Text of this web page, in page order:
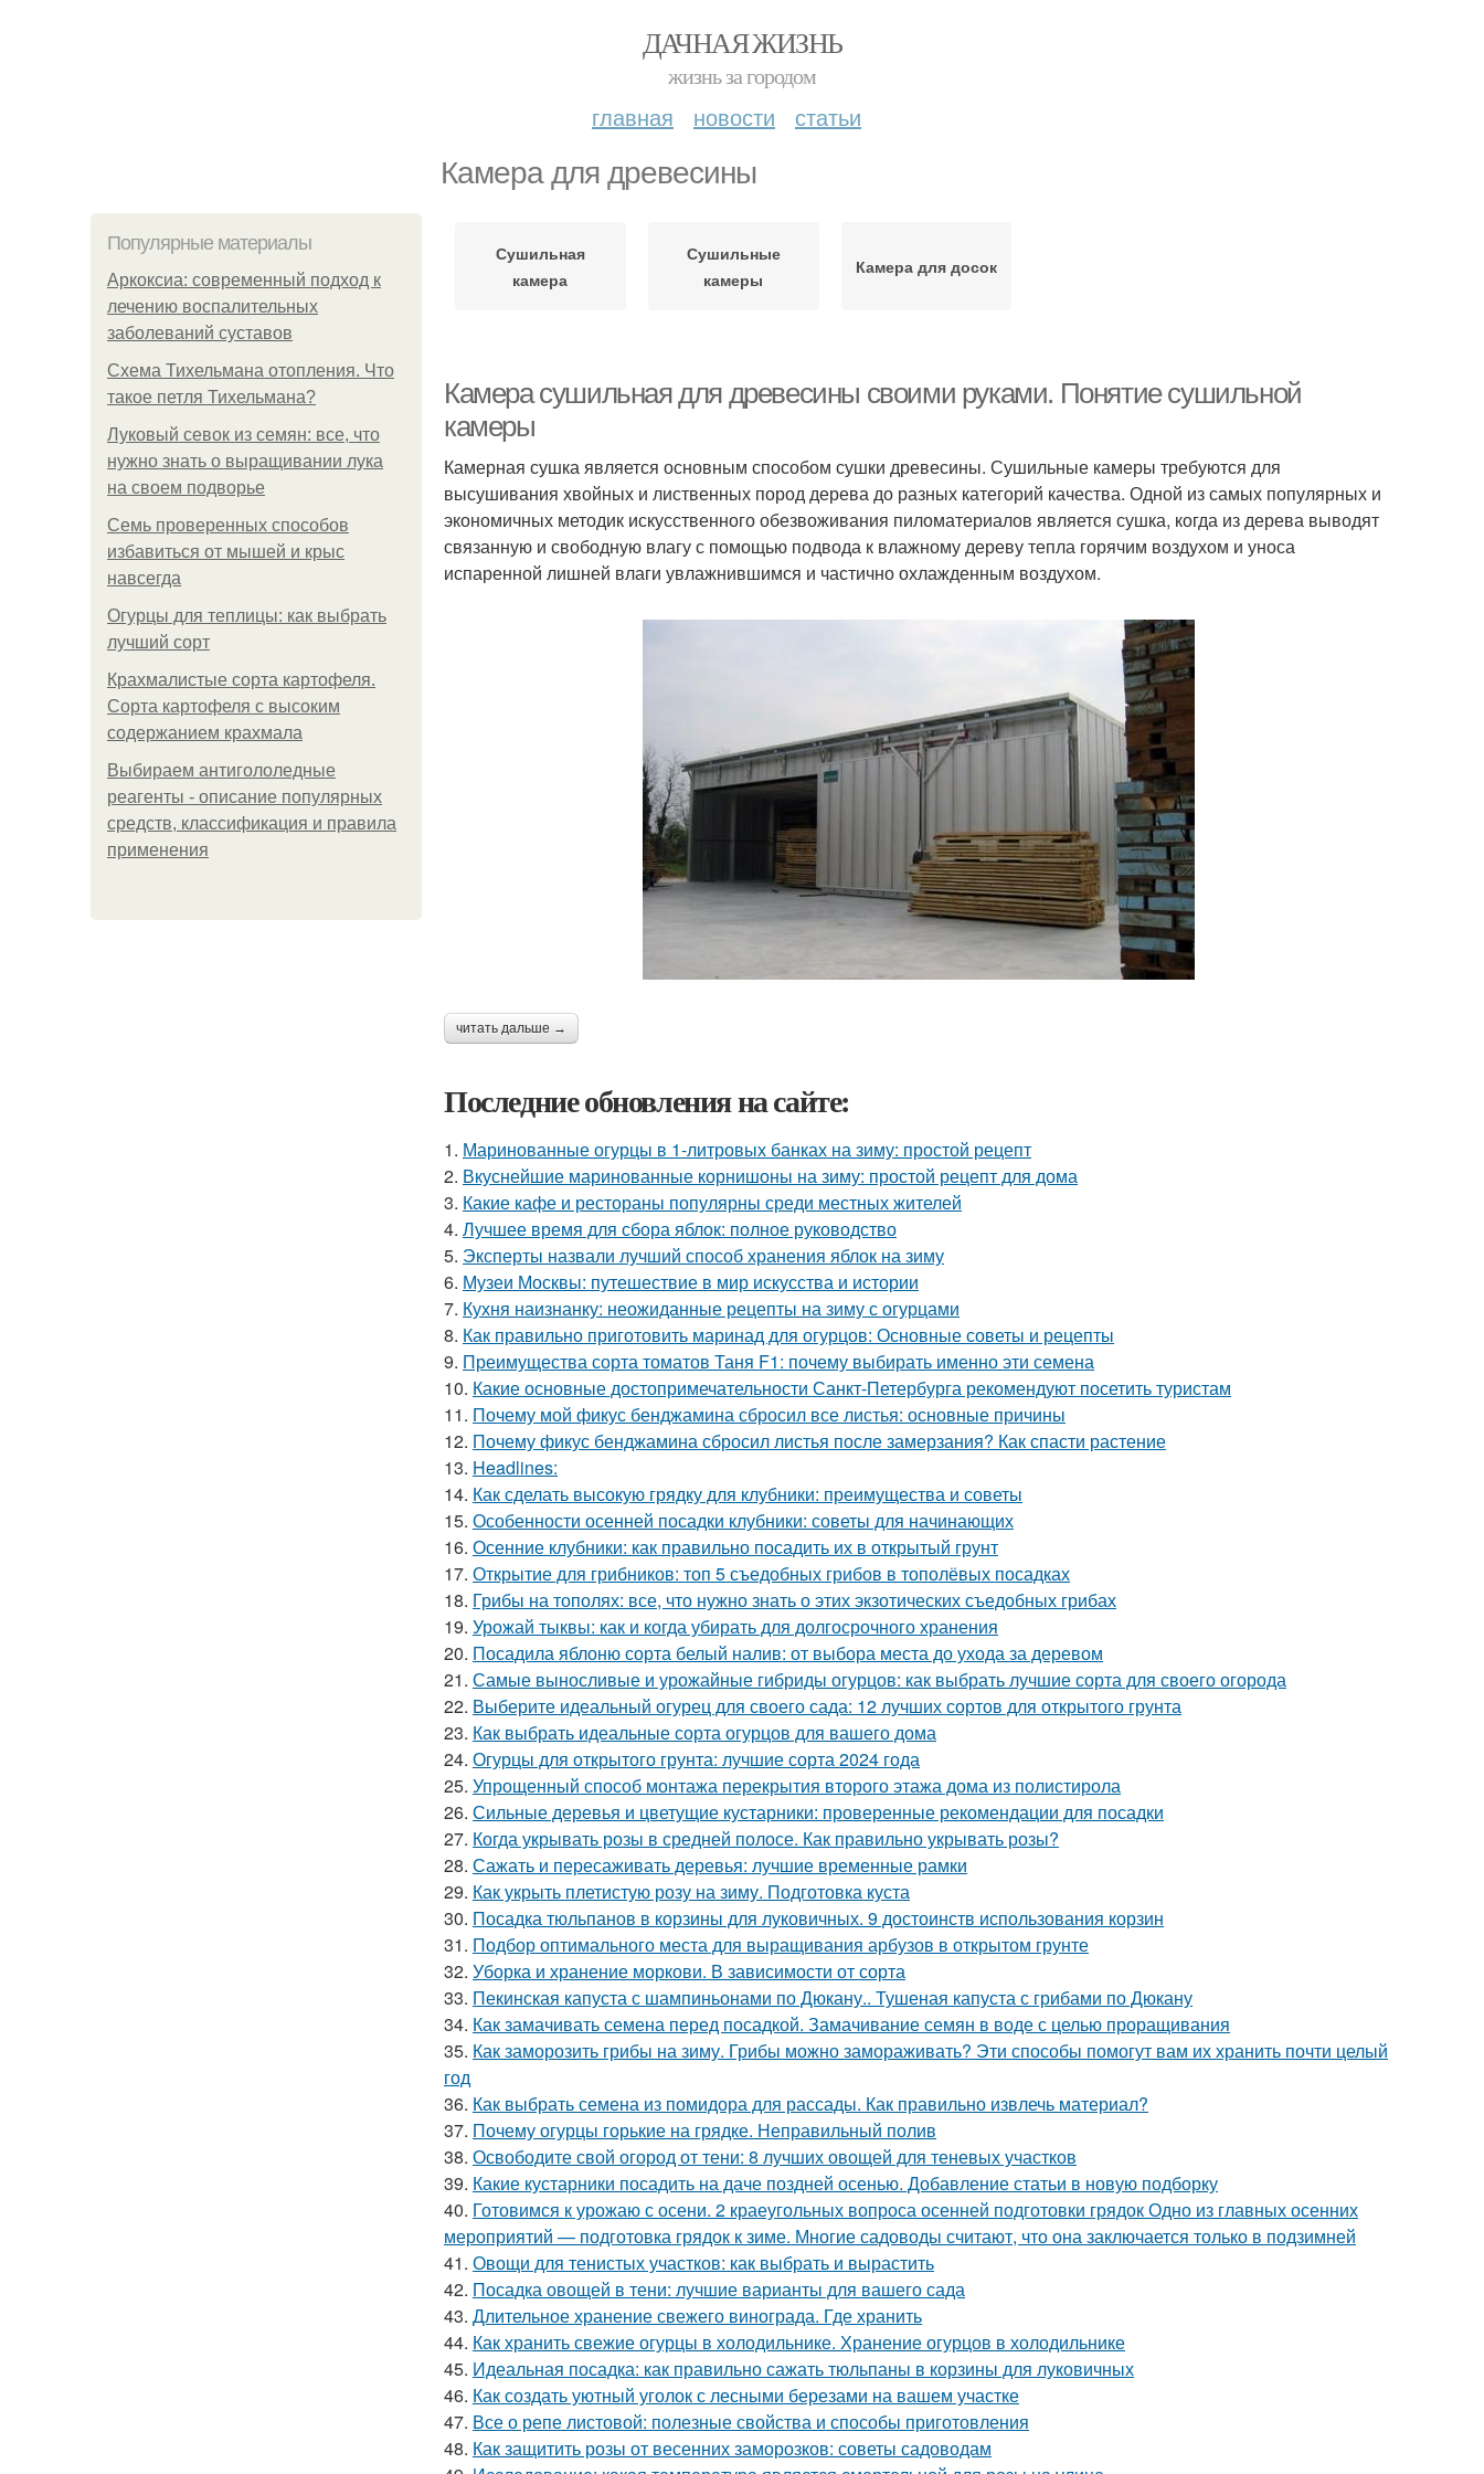
ДАЧНАЯ ЖИЗНЬ
жизнь за городом
главная новости статьи
Камера для древесины
Популярные материалы
Аркоксиа: современный подход к
лечению воспалительных
заболеваний суставов
Схема Тихельмана отопления. Что
такое петля Тихельмана?
Луковый севок из семян: все, что
нужно знать о выращивании лука
на своем подворье
Семь проверенных способов
избавиться от мышей и крыс
навсегда
Огурцы для теплицы: как выбрать
лучший сорт
Крахмалистые сорта картофеля.
Сорта картофеля с высоким
содержанием крахмала
Выбираем антигололедные
реагенты - описание популярных
средств, классификация и правила
применения
Сушильная
камера
Сушильные
камеры
Камера для досок
Камера сушильная для древесины своими руками. Понятие сушильной
камеры
Камерная сушка является основным способом сушки древесины. Сушильные камеры требуются для
высушивания хвойных и лиственных пород дерева до разных категорий качества. Одной из самых популярных и
экономичных методик искусственного обезвоживания пиломатериалов является сушка, когда из дерева выводят
связанную и свободную влагу с помощью подвода к влажному дереву тепла горячим воздухом и уноса
испаренной лишней влаги увлажнившимся и частично охлажденным воздухом.
читать дальше →
Последние обновления на сайте:
1. Маринованные огурцы в 1-литровых банках на зиму: простой рецепт
2. Вкуснейшие маринованные корнишоны на зиму: простой рецепт для дома
3. Какие кафе и рестораны популярны среди местных жителей
4. Лучшее время для сбора яблок: полное руководство
5. Эксперты назвали лучший способ хранения яблок на зиму
6. Музеи Москвы: путешествие в мир искусства и истории
7. Кухня наизнанку: неожиданные рецепты на зиму с огурцами
8. Как правильно приготовить маринад для огурцов: Основные советы и рецепты
9. Преимущества сорта томатов Таня F1: почему выбирать именно эти семена
10. Какие основные достопримечательности Санкт-Петербурга рекомендуют посетить туристам
11. Почему мой фикус бенджамина сбросил все листья: основные причины
12. Почему фикус бенджамина сбросил листья после замерзания? Как спасти растение
13. Headlines:
14. Как сделать высокую грядку для клубники: преимущества и советы
15. Особенности осенней посадки клубники: советы для начинающих
16. Осенние клубники: как правильно посадить их в открытый грунт
17. Открытие для грибников: топ 5 съедобных грибов в тополёвых посадках
18. Грибы на тополях: все, что нужно знать о этих экзотических съедобных грибах
19. Урожай тыквы: как и когда убирать для долгосрочного хранения
20. Посадила яблоню сорта белый налив: от выбора места до ухода за деревом
21. Самые выносливые и урожайные гибриды огурцов: как выбрать лучшие сорта для своего огорода
22. Выберите идеальный огурец для своего сада: 12 лучших сортов для открытого грунта
23. Как выбрать идеальные сорта огурцов для вашего дома
24. Огурцы для открытого грунта: лучшие сорта 2024 года
25. Упрощенный способ монтажа перекрытия второго этажа дома из полистирола
26. Сильные деревья и цветущие кустарники: проверенные рекомендации для посадки
27. Когда укрывать розы в средней полосе. Как правильно укрывать розы?
28. Сажать и пересаживать деревья: лучшие временные рамки
29. Как укрыть плетистую розу на зиму. Подготовка куста
30. Посадка тюльпанов в корзины для луковичных. 9 достоинств использования корзин
31. Подбор оптимального места для выращивания арбузов в открытом грунте
32. Уборка и хранение моркови. В зависимости от сорта
33. Пекинская капуста с шампиньонами по Дюкану.. Тушеная капуста с грибами по Дюкану
34. Как замачивать семена перед посадкой. Замачивание семян в воде с целью проращивания
35. Как заморозить грибы на зиму. Грибы можно замораживать? Эти способы помогут вам их хранить почти целый
год
36. Как выбрать семена из помидора для рассады. Как правильно извлечь материал?
37. Почему огурцы горькие на грядке. Неправильный полив
38. Освободите свой огород от тени: 8 лучших овощей для теневых участков
39. Какие кустарники посадить на даче поздней осенью. Добавление статьи в новую подборку
40. Готовимся к урожаю с осени. 2 краеугольных вопроса осенней подготовки грядок Одно из главных осенних
мероприятий — подготовка грядок к зиме. Многие садоводы считают, что она заключается только в подзимней
41. Овощи для тенистых участков: как выбрать и вырастить
42. Посадка овощей в тени: лучшие варианты для вашего сада
43. Длительное хранение свежего винограда. Где хранить
44. Как хранить свежие огурцы в холодильнике. Хранение огурцов в холодильнике
45. Идеальная посадка: как правильно сажать тюльпаны в корзины для луковичных
46. Как создать уютный уголок с лесными березами на вашем участке
47. Все о репе листовой: полезные свойства и способы приготовления
48. Как защитить розы от весенних заморозков: советы садоводам